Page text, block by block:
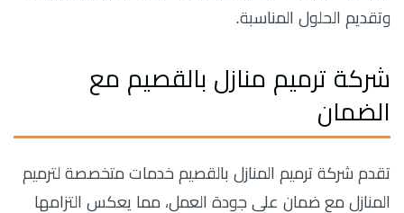
وتقديم الحلول المناسبة.
شركة ترميم منازل بالقصيم مع
الضمان
تقدم شركة ترميم المنازل بالقصيم خدمات متخصصة لترميم
المنازل مع ضمان على جودة العمل، مما يعكس التزامها